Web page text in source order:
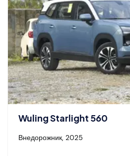
Wuling Starlight 560
Внедорожник, 2025